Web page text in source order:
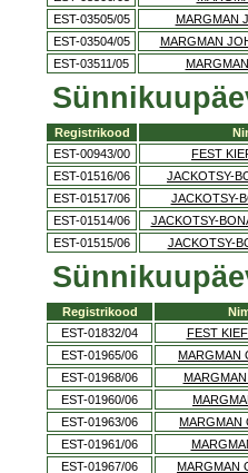
EST-03505/05
MARGMAN
EST-03504/05
MARGMAN
EST-03511/05
Registrikood
EST-00943/00
FEST
EST-01516/06
JACKOTSY-
EST-01517/06
JACKOTSY-
EST-01514/06
JACKOTSY-
EST-01515/06
JACKOTSY-
Registrikood
EST-01832/04
FEST
EST-01965/06
MARGMAN
EST-01968/06
EST-01960/06
EST-01963/06
MARGMAN
EST-01961/06
EST-01967/06
MARGMAN